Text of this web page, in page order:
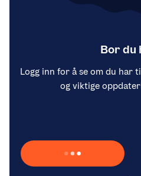
Bor du
Logg inn for å se om du har
og viktige
Laster inn Vipps …